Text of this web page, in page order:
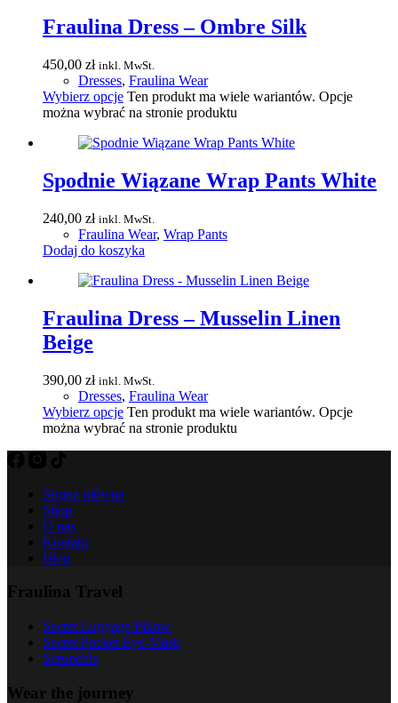
Fraulina Dress – Ombre Silk
450,00 zł inkl. MwSt.
Dresses, Fraulina Wear
Wybierz opcje Ten produkt ma wiele wariantów. Opcje
można wybrać na stronie produktu
Spodnie Wiązane Wrap Pants White
240,00 zł inkl. MwSt.
Fraulina Wear, Wrap Pants
Dodaj do koszyka
Fraulina Dress – Musselin Linen
Beige
390,00 zł inkl. MwSt.
Dresses, Fraulina Wear
Wybierz opcje Ten produkt ma wiele wariantów. Opcje
można wybrać na stronie produktu
Strona główna
Shop
O nas
Kontakt
Blog
Fraulina Travel
Secret Luggage Pillow
Secret Pocket Eye-Mask
Scrunchie
Wear the journey